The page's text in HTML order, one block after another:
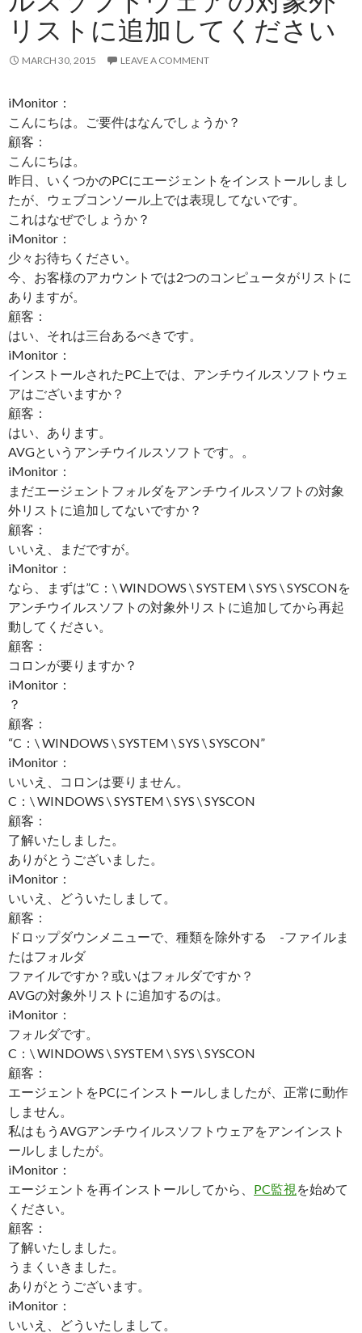
リストに追加してください
MARCH 30, 2015 LEAVE A COMMENT
iMonitor：
こんにちは。ご要件はなんでしょうか？
顧客：
こんにちは。
昨日、いくつかのPCにエージェントをインストールしまし
たが、ウェブコンソール上では表現してないです。
これはなぜでしょうか？
iMonitor：
少々お待ちください。
今、お客様のアカウントでは2つのコンピュータがリストに
ありますが。
顧客：
はい、それは三台あるべきです。
iMonitor：
インストールされたPC上では、アンチウイルスソフトウェ
アはございますか？
顧客：
はい、あります。
AVGというアンチウイルスソフトです。。
iMonitor：
まだエージェントフォルダをアンチウイルスソフトの対象
外リストに追加してないですか？
顧客：
いいえ、まだですが。
iMonitor：
なら、まずは”C：\ WINDOWS \ SYSTEM \ SYS \ SYSCONを
アンチウイルスソフトの対象外リストに追加してから再起
動してください。
顧客：
コロンが要りますか？
iMonitor：
？
顧客：
“C：\ WINDOWS \ SYSTEM \ SYS \ SYSCON”
iMonitor：
いいえ、コロンは要りません。
C：\ WINDOWS \ SYSTEM \ SYS \ SYSCON
顧客：
了解いたしました。
ありがとうございました。
iMonitor：
いいえ、どういたしまして。
顧客：
ドロップダウンメニューで、種類を除外する -ファイルま
たはフォルダ
ファイルですか？或いはフォルダですか？
AVGの対象外リストに追加するのは。
iMonitor：
フォルダです。
C：\ WINDOWS \ SYSTEM \ SYS \ SYSCON
顧客：
エージェントをPCにインストールしましたが、正常に動作
しません。
私はもうAVGアンチウイルスソフトウェアをアンインスト
ールしましたが。
iMonitor：
エージェントを再インストールしてから、 PC監視 を始めて
ください。
顧客：
了解いたしました。
うまくいきました。
ありがとうございます。
iMonitor：
いいえ、どういたしまして。